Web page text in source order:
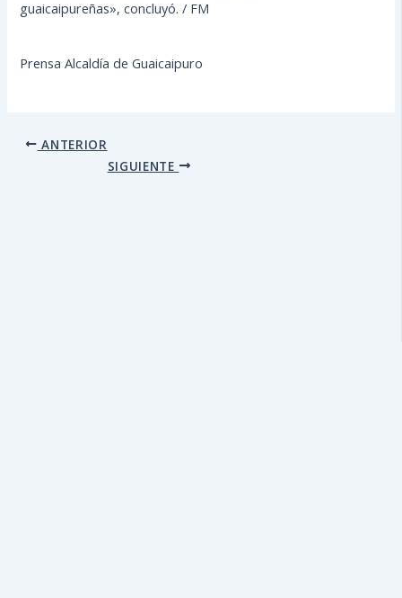
guaicaipureñas», concluyó. / FM
Prensa Alcaldía de Guaicaipuro
ANTERIOR
SIGUIENTE